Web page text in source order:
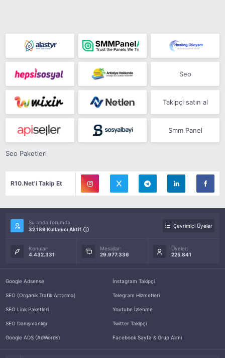
Seo
Takipçi satın al
Smm Panel
Seo Paketleri
R10.Net'i Takip Et
Şu anda forumda:
32.189 Kullanıcı Aktif
Çevrimiçi Üyeler
Konular:
4.432.331
Mesajlar:
29.977.336
Üyeler:
225.841
Google Adsense
SEO (Organik Trafik Arttırma)
SEO Link Paketleri
SEO Danışmanlığı
Google ADS (AdWords)
İnstagram Takipçi
Telegram Hizmetleri
Youtube İzlenme
Twitter Takipçi
Facebook Sayfa & Grup Alımı